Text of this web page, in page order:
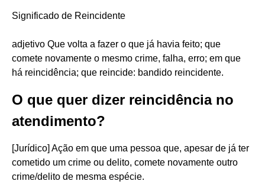
Significado de Reincidente
adjetivo Que volta a fazer o que já havia feito; que
comete novamente o mesmo crime, falha, erro; em que
há reincidência; que reincide: bandido reincidente.
O que quer dizer reincidência no
atendimento?
[Jurídico] Ação em que uma pessoa que, apesar de já ter
cometido um crime ou delito, comete novamente outro
crime/delito de mesma espécie.